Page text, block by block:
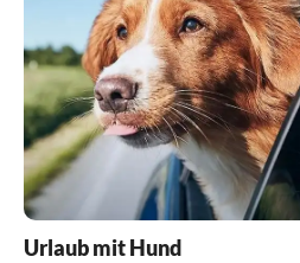
Urlaub mit Hund